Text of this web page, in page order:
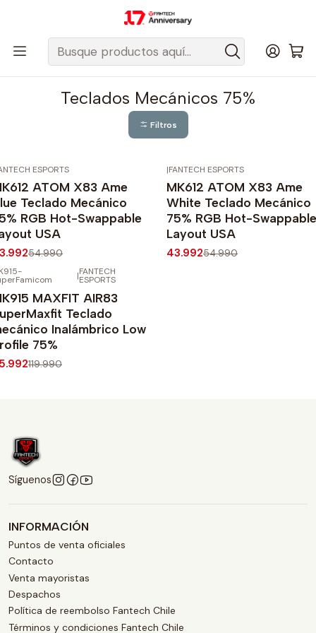
Despacho gratis a todo Chile sobre $50.000 pesos.
Fantech Esports Chile
Teclados Mecánicos
Teclados Mecánicos 75%
Teclados Mecánicos 75%
Filtros
OFF
ESPORTS
ATOM X83 Ame
Teclado Mecánico
RGB Hot-Swappable
USA
54.990
-20% OFF
|FANTECH ESPORTS
MK612 ATOM X83 Ame
White Teclado Mecánico
75% RGB Hot-Swappable
Layout USA
43.99254.990
OFF |FANTECH
ESPORTS
MAXFIT AIR83
Teclado
Inalámbrico Low
75%
119.990
Síguenos
INFORMACIÓN
Puntos de venta oficiales
Contacto
Venta mayoristas
Despachos
Política de reembolso Fantech Chile
Términos y condiciones Fantech Chile